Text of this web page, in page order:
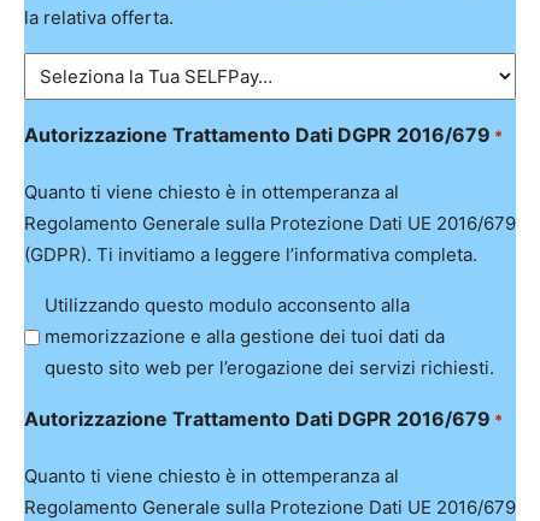
la relativa offerta.
Autorizzazione Trattamento Dati DGPR 2016/679 *
Quanto ti viene chiesto è in ottemperanza al
Regolamento Generale sulla Protezione Dati UE 2016/679
(GDPR). Ti invitiamo a leggere l’informativa completa.
Utilizzando questo modulo acconsento alla
memorizzazione e alla gestione dei tuoi dati da
questo sito web per l’erogazione dei servizi richiesti.
Autorizzazione Trattamento Dati DGPR 2016/679 *
Quanto ti viene chiesto è in ottemperanza al
Regolamento Generale sulla Protezione Dati UE 2016/679